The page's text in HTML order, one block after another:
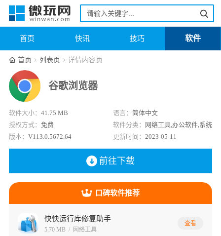
首页 快讯 技巧 软件
首页 列表页 详情内容页
谷歌浏览器
软件大小： 41.75 MB 语言： 简体中文
授权方式： 免费 软件分类：
网络工具,办公软件,系统
工具,教育学习
版本： V113.0.5672.64 更新时间： 2023-05-11
前往下载
口碑软件推荐
快快运行库修复助手
5.70 MB / 网络工具
查看